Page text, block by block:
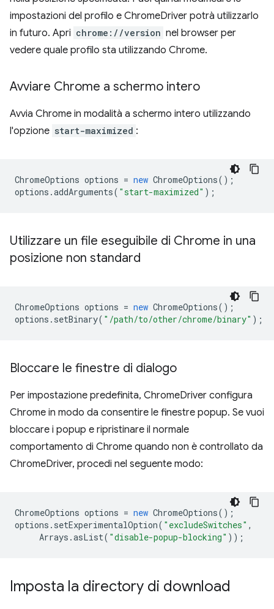
impostazioni del profilo e ChromeDriver potrà utilizzarlo
in futuro. Apri chrome://version nel browser per
vedere quale profilo sta utilizzando Chrome.
Avviare Chrome a schermo intero
Avvia Chrome in modalità a schermo intero utilizzando
l'opzione start-maximized :
ChromeOptions options = new ChromeOptions();
options .addArguments( "start-maximized" );
Utilizzare un file eseguibile di Chrome in una
posizione non standard
ChromeOptions options = new ChromeOptions();
options . setBinary( "/path/to/other/chrome/binary" );
Bloccare le finestre di dialogo
Per impostazione predefinita, ChromeDriver configura
Chrome in modo da consentire le finestre popup. Se vuoi
bloccare i popup e ripristinare il normale
comportamento di Chrome quando non è controllato da
ChromeDriver, procedi nel seguente modo:
ChromeOptions options = new ChromeOptions();
options . setExperimentalOption( "excludeSwitches" ,
Arrays .asList( "disable-popup-blocking" ));
Imposta la directory di download